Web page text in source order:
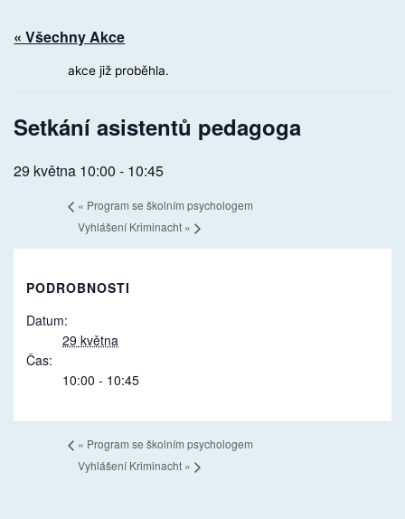
« Všechny Akce
akce již proběhla.
Setkání asistentů pedagoga
29 května 10:00 - 10:45
« Program se školním psychologem
Vyhlášení Kriminacht »
PODROBNOSTI
Datum:
29 května
Čas:
10:00 - 10:45
« Program se školním psychologem
Vyhlášení Kriminacht »